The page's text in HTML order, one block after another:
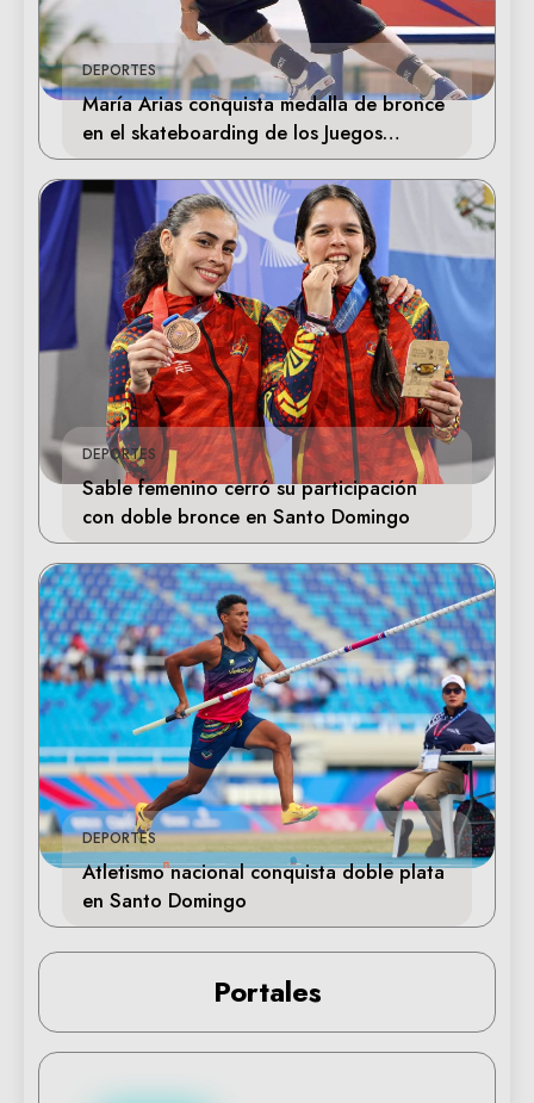
DEPORTES
María Arias conquista medalla de bronce
en el skateboarding de los Juegos
Centroamericanos
DEPORTES
Sable femenino cerró su participación
con doble bronce en Santo Domingo
DEPORTES
Atletismo nacional conquista doble plata
en Santo Domingo
Portales